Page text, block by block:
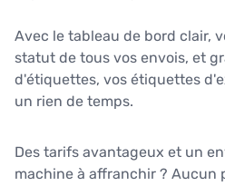
Avec le tableau de bord clair,
statut de tous vos envois, et
d'étiquettes, vos étiquettes
un rien de temps.
Des tarifs avantageux et un
machine à affranchir ? Aucun